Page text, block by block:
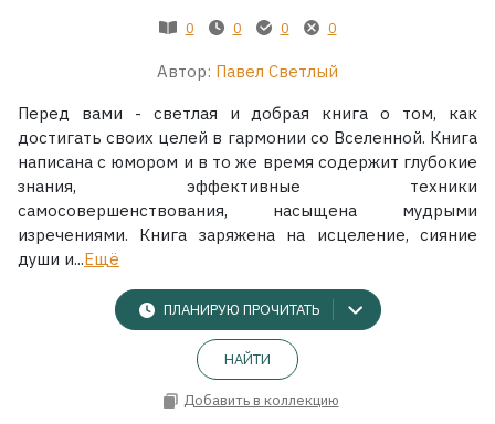
0 0 0 0
Автор: Павел Светлый
Перед вами - светлая и добрая книга о том, как
достигать своих целей в гармонии со Вселенной. Книга
написана с юмором и в то же время содержит глубокие
знания, эффективные техники
самосовершенствования, насыщена мудрыми
изречениями. Книга заряжена на исцеление, сияние
души и...Ещё
ПЛАНИРУЮ ПРОЧИТАТЬ
НАЙТИ
Добавить в коллекцию